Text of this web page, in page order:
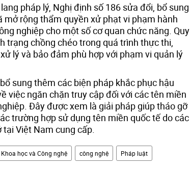
pháp lý, Nghị định số 186 sửa đổi, bổ sung
rộng thẩm quyền xử phạt vi phạm hành
nghiệp cho một số cơ quan chức năng. Quy
trạng chồng chéo trong quá trình thực thi,
lý và bảo đảm phù hợp với phạm vi quản lý
sung thêm các biện pháp khắc phục hậu
việc ngăn chặn truy cập đối với các tên miền
Đây được xem là giải pháp giúp tháo gỡ
trường hợp sử dụng tên miền quốc tế do các
Việt Nam cung cấp.
Khoa học và Công nghệ công nghệ Pháp luật